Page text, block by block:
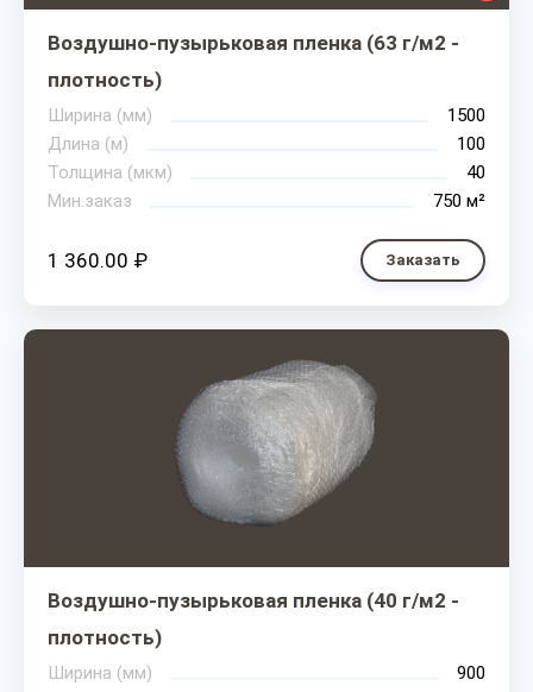
Воздушно-пузырьковая пленка (63 г/м2 -
плотность)
Ширина (мм)
1500
Длина (м)
100
Толщина (мкм)
40
Мин.заказ
750 м²
1 360.00 ₽ Заказать
Воздушно-пузырьковая пленка (40 г/м2 -
плотность)
Ширина (мм)
900